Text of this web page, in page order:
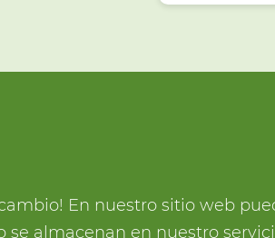
En nuestro sitio web
almacenan en nuestro